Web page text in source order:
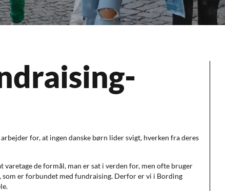
for, at ingen danske børn lider svigt, hverken fra deres
varetage de formål, man er sat i verden for, men ofte bruger
er forbundet med fundraising. Derfor er vi i Bording